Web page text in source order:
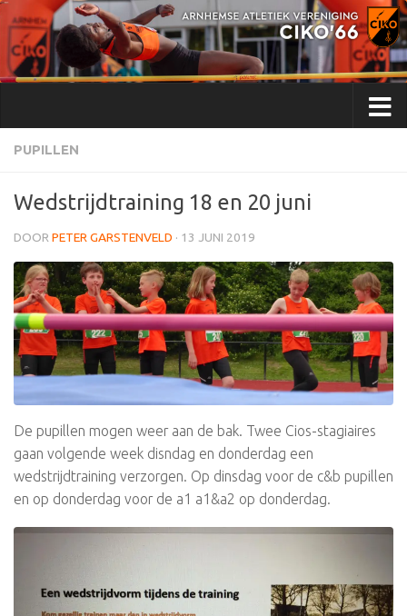
Doorgaan naar inhoud
PUPILLEN
Wedstrijdtraining 18 en 20 juni
DOOR PETER GARSTENVELD · 13 JUNI 2019
De pupillen mogen weer aan de bak. Twee Cios-stagiaires
gaan volgende week disndag en donderdag een
wedstrijdtraining verzorgen. Op dinsdag voor de c&b pupillen
en op donderdag voor de a1 a1&a2 op donderdag.